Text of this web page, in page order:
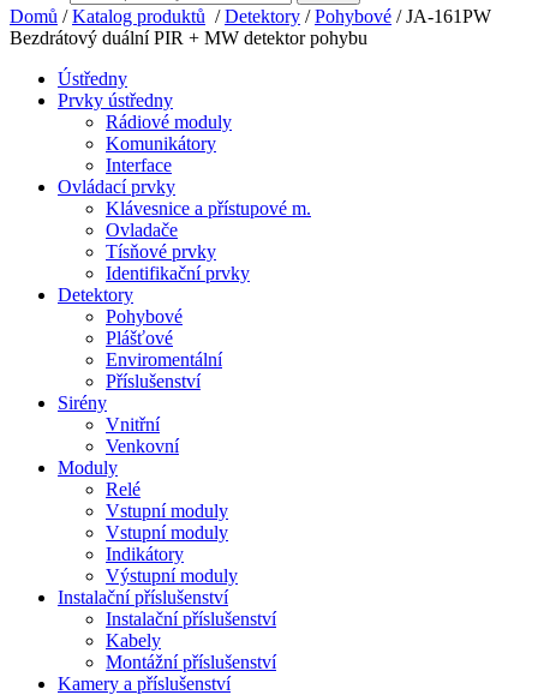
Domů /Katalog produktů /Detektory /Pohybové / JA-161PW
Bezdrátový duální PIR + MW detektor pohybu
Ústředny
Prvky ústředny
Rádiové moduly
Komunikátory
Interface
Ovládací prvky
Klávesnice a přístupové m.
Ovladače
Tísňové prvky
Identifikační prvky
Detektory
Pohybové
Plášťové
Enviromentální
Příslušenství
Sirény
Vnitřní
Venkovní
Moduly
Relé
Vstupní moduly
Vstupní moduly
Indikátory
Výstupní moduly
Instalační příslušenství
Instalační příslušenství
Kabely
Montážní příslušenství
Kamery a příslušenství